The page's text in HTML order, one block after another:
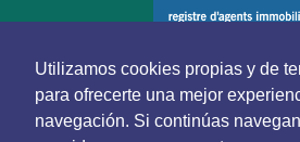
Utilizamos cookies propias y de
para ofrecerte una mejor
navegación. Si continúas